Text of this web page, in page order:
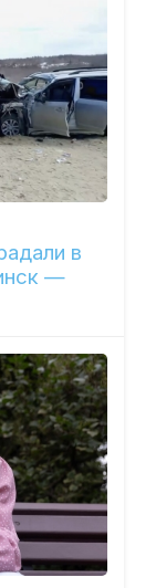
в
—